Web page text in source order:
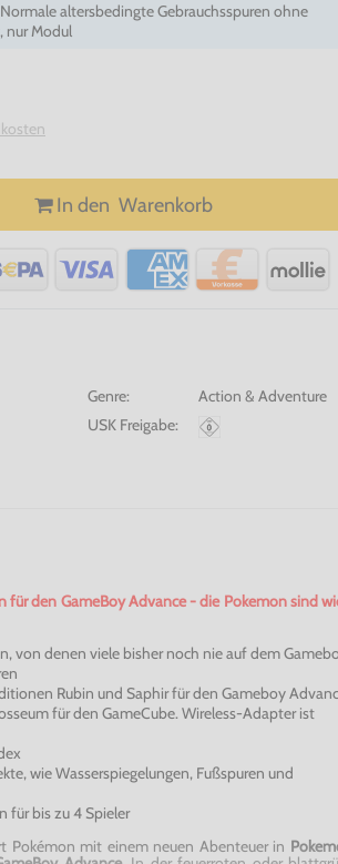
altersbedingte Gebrauchsspuren ohne
nur Modul
In den Warenkorb
Genre:
Action & Adventure
USK Freigabe:
für den GameBoyAdvance- die Pokemonsind
, von denen viele bisher noch nie auf dem
Rubin und Saphir für den Gameboy
für den GameCube. Wireless-Adapterist
wie Wasserspiegelungen, Fußspuren und
für bis zu 4 Spieler
Pokémon mit einem neuen Abenteuer in